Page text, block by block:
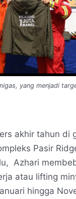
yang menjadi
akhir tahun di
Pasir
Azhari
atau lifting
hingga